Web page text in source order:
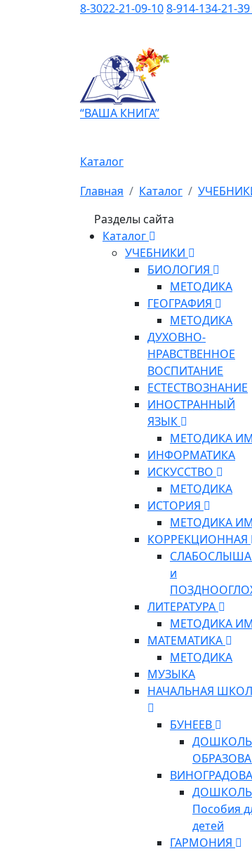
8-3022-21-09-108-914-134-21-
“ВАША КНИГА”
Каталог
Главная Каталог
Разделы сайта
Каталог
УЧЕБНИКИ
БИОЛОГИЯ
МЕТОДИКА
ГЕОГРАФИЯ
МЕТОДИКА
ДУХОВНО-
НРАВСТВЕННОЕ
ВОСПИТАНИЕ
ЕСТЕСТВОЗНАНИЕ
ИНОСТРАННЫЙ
ЯЗЫК
МЕТОДИКА ИМ
ИНФОРМАТИКА
ИСКУССТВО
МЕТОДИКА
ИСТОРИЯ
МЕТОДИКА ИМ
КОРРЕКЦИОННАЯ
и
ЛИТЕРАТУРА
МЕТОДИКА ИМ
МАТЕМАТИКА
МЕТОДИКА
МУЗЫКА
НАЧАЛЬНАЯ
БУНЕЕВ
ВИНОГРАДОВА
Пособия
детей
ГАРМОНИЯ